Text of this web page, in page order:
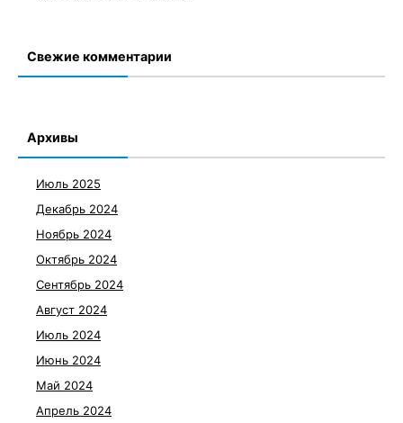
Свежие комментарии
Архивы
Июль 2025
Декабрь 2024
Ноябрь 2024
Октябрь 2024
Сентябрь 2024
Август 2024
Июль 2024
Июнь 2024
Май 2024
Апрель 2024